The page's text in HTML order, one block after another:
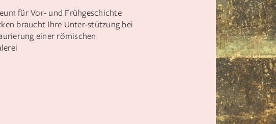
für Vor- und Frühgeschichte
braucht Ihre Unter-stützung bei
einer römischen